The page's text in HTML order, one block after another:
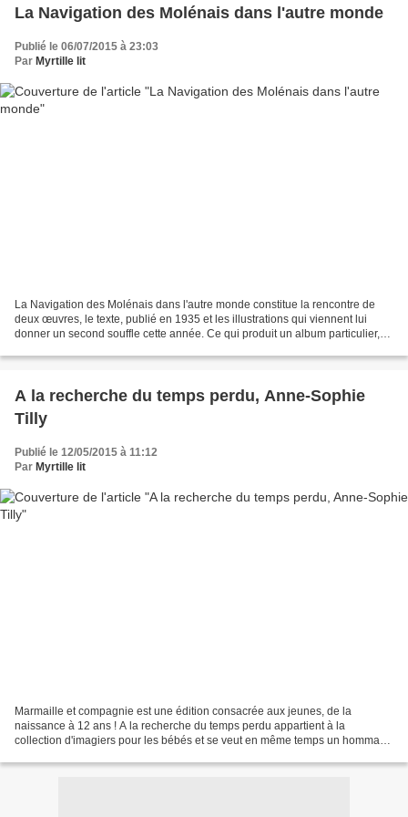
La Navigation des Molénais dans l'autre monde
Publié le 06/07/2015 à 23:03
Par Myrtille lit
La Navigation des Molénais dans l'autre monde constitue la rencontre de
deux œuvres, le texte, publié en 1935 et les illustrations qui viennent lui
donner un second souffle cette année. Ce qui produit un album particulier,
A la recherche du temps perdu, Anne-Sophie
Tilly
Publié le 12/05/2015 à 11:12
Par Myrtille lit
Marmaille et compagnie est une édition consacrée aux jeunes, de la
naissance à 12 ans ! A la recherche du temps perdu appartient à la
collection d'imagiers pour les bébés et se veut en même temps un hommage